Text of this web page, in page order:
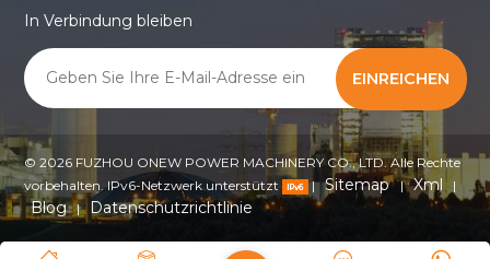
In Verbindung bleiben
EINREICHEN
© 2026 FUZHOU ONEW POWER MACHINERY CO., LTD. Alle Rechte
vorbehalten. IPv6-Netzwerk unterstützt
| Sitemap | Xml |
Blog | Datenschutzrichtlinie